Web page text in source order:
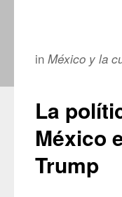
in México y la
La
México
Trump